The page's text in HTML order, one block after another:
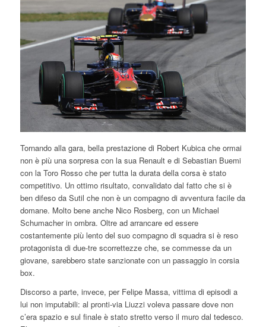
Tornando alla gara, bella prestazione di Robert Kubica che ormai
non è più una sorpresa con la sua Renault e di Sebastian Buemi
con la Toro Rosso che per tutta la durata della corsa è stato
competitivo. Un ottimo risultato, convalidato dal fatto che si è
ben difeso da Sutil che non è un compagno di avventura facile da
domane. Molto bene anche Nico Rosberg, con un Michael
Schumacher in ombra. Oltre ad arrancare ed essere
costantemente più lento del suo compagno di squadra si è reso
protagonista di due-tre scorrettezze che, se commesse da un
giovane, sarebbero state sanzionate con un passaggio in corsia
box.
Discorso a parte, invece, per Felipe Massa, vittima di episodi a
lui non imputabili: al pronti-via Liuzzi voleva passare dove non
c’era spazio e sul finale è stato stretto verso il muro dal tedesco.